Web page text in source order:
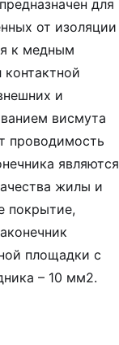
для
от изоляции
к медным
и
висмута
проводимость
являются
жилы и
покрытие,
площадки с
– 10 мм2.